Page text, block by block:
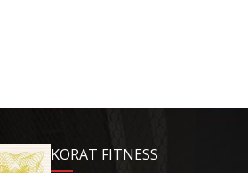
KORAT FITNESS